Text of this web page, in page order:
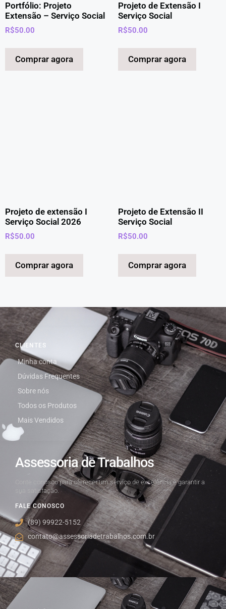
Portfólio: Projeto
Extensão – Serviço Social
R$50.00
Comprar agora
Projeto de Extensão I
Serviço Social
R$50.00
Comprar agora
Projeto de extensão I
Serviço Social 2026
R$50.00
Comprar agora
Projeto de Extensão II
Serviço Social
R$50.00
Comprar agora
Assessoria de Trabalhos
Conte conosco para oferecer um serviço de excelência e garantir a
sua satisfação.
FALE CONOSCO
(89) 99922-5152
contato@assessoriadetrabalhos.com.br
CLIENTES
Minha conta
Dúvidas Frequentes
Sobre nós
Todos os Produtos
Mais Vendidos